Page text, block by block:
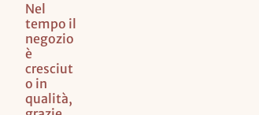
Nel
tempo il
negozio
è
cresciut
o in
qualità,